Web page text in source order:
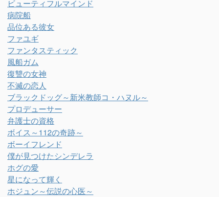
ビューティフルマインド
病院船
品位ある彼女
ファユギ
ファンタスティック
風船ガム
復讐の女神
不滅の恋人
ブラックドッグ～新米教師コ・ハヌル～
プロデューサー
弁護士の資格
ボイス～112の奇跡～
ボーイフレンド
僕が見つけたシンデレラ
ホグの愛
星になって輝く
ホジュン～伝説の心医～